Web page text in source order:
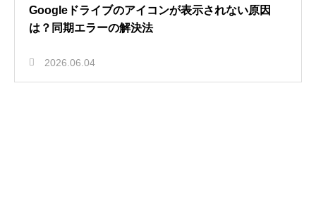
Googleドライブのアイコンが表示されない原因
は？同期エラーの解決法
2026.06.04